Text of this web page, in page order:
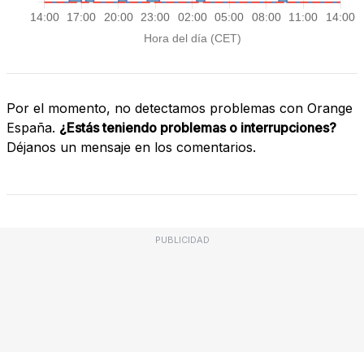
Por el momento, no detectamos problemas con Orange
España. ¿Estás teniendo problemas o interrupciones?
Déjanos un mensaje en los comentarios.
PUBLICIDAD